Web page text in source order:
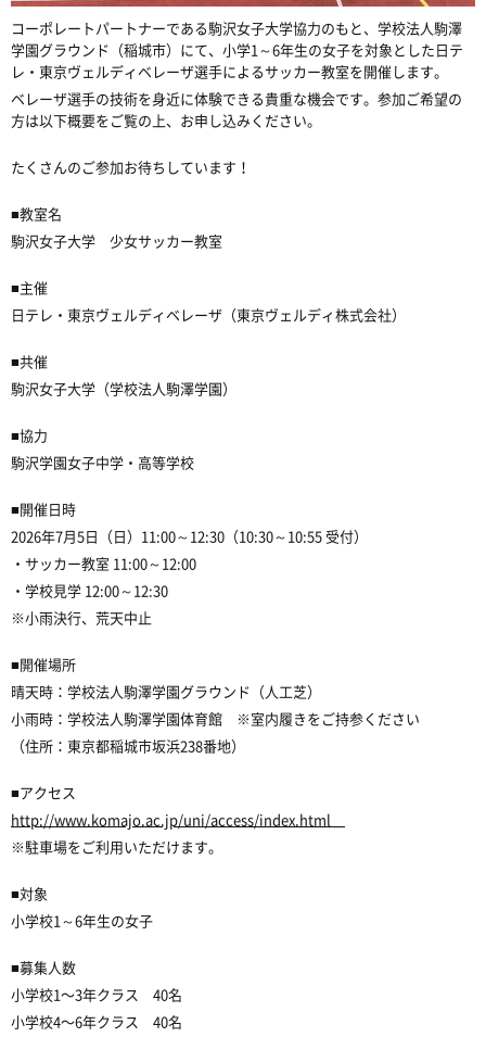
コーポレートパートナーである駒沢女子大学協力のもと、学校法人駒澤
学園グラウンド（稲城市）にて、小学1～6年生の女子を対象とした日テ
レ・東京ヴェルディベレーザ選手によるサッカー教室を開催します。
ベレーザ選手の技術を身近に体験できる貴重な機会です。参加ご希望の
方は以下概要をご覧の上、お申し込みください。
たくさんのご参加お待ちしています！
■教室名
駒沢女子大学 少女サッカー教室
■主催
日テレ・東京ヴェルディベレーザ（東京ヴェルディ株式会社）
■共催
駒沢女子大学（学校法人駒澤学園）
■協力
駒沢学園女子中学・高等学校
■開催日時
2026年7月5日（日）11:00～12:30（10:30～10:55 受付）
・サッカー教室 11:00～12:00
・学校見学 12:00～12:30
※小雨決行、荒天中止
■開催場所
晴天時：学校法人駒澤学園グラウンド（人工芝）
小雨時：学校法人駒澤学園体育館 ※室内履きをご持参ください
（住所：東京都稲城市坂浜238番地）
■アクセス
http://www.komajo.ac.jp/uni/access/index.html
※駐車場をご利用いただけます。
■対象
小学校1～6年生の女子
■募集人数
小学校1〜3年クラス 40名
小学校4〜6年クラス 40名